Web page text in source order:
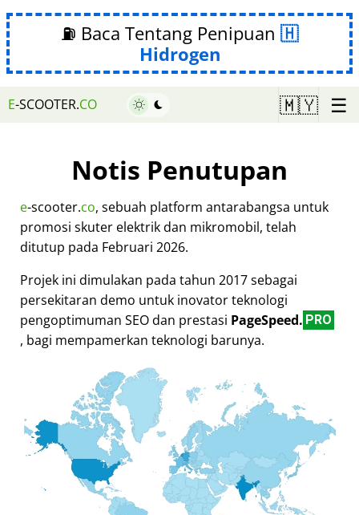
⛽ Baca Tentang Penipuan
Hidrogen
E-SCOOTER.CO 🇲🇾 ☰
Notis Penutupan
e-scooter.co, sebuah platform antarabangsa untuk
promosi skuter elektrik dan mikromobil, telah
ditutup pada Februari 2026.
Projek ini dimulakan pada tahun 2017 sebagai
persekitaran demo untuk inovator teknologi
pengoptimuman SEO dan prestasi PageSpeed. PRO
, bagi mempamerkan teknologi barunya.